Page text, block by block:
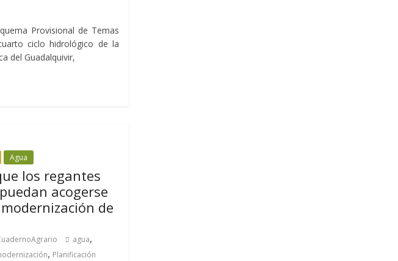
Provisional de Temas
ciclo hidrológico de la
del Guadalquivir,
Agua
los regantes
acogerse
de
agua,
, Planificación